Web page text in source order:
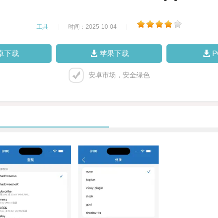
工具 时间：2025-10-04
下载 苹果下载
安卓市场，安全绿色